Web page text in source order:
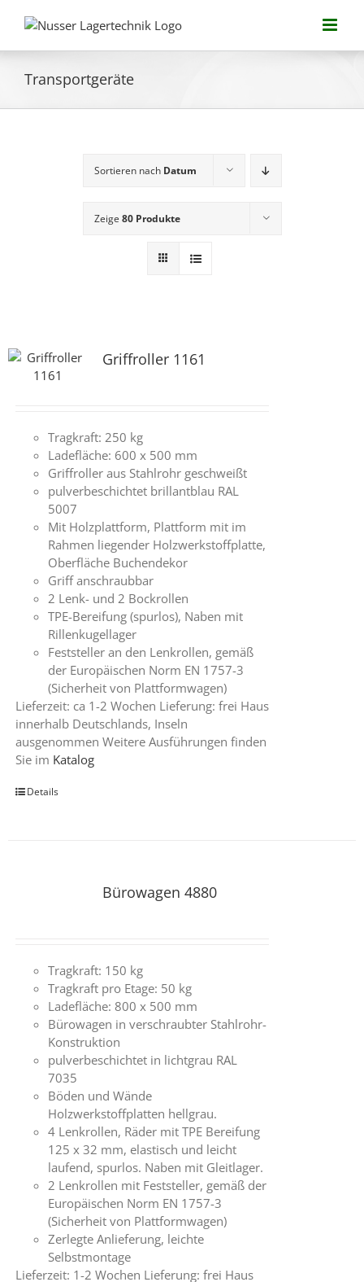
Inhalt
Transportgeräte
Sortieren nach Datum
Zeige 80 Produkte
Griffroller 1161
Tragkraft: 250 kg
Ladefläche: 600 x 500 mm
Griffroller aus Stahlrohr geschweißt
pulverbeschichtet brillantblau RAL
5007
Mit Holzplattform, Plattform mit im
Rahmen liegender Holzwerkstoffplatte,
Oberfläche Buchendekor
Griff anschraubbar
2 Lenk- und 2 Bockrollen
TPE-Bereifung (spurlos), Naben mit
Rillenkugellager
Feststeller an den Lenkrollen, gemäß
der Europäischen Norm EN 1757-3
(Sicherheit von Plattformwagen)
Lieferzeit: ca 1-2 Wochen Lieferung: frei Haus
innerhalb Deutschlands, Inseln
ausgenommen Weitere Ausführungen finden
Sie im Katalog
Details
Bürowagen 4880
Tragkraft: 150 kg
Tragkraft pro Etage: 50 kg
Ladefläche: 800 x 500 mm
Bürowagen in verschraubter Stahlrohr-
Konstruktion
pulverbeschichtet in lichtgrau RAL
7035
Böden und Wände
Holzwerkstoffplatten hellgrau.
4 Lenkrollen, Räder mit TPE Bereifung
125 x 32 mm, elastisch und leicht
laufend, spurlos. Naben mit Gleitlager.
2 Lenkrollen mit Feststeller, gemäß der
Europäischen Norm EN 1757-3
(Sicherheit von Plattformwagen)
Zerlegte Anlieferung, leichte
Selbstmontage
Lieferzeit: 1-2 Wochen Lieferung: frei Haus